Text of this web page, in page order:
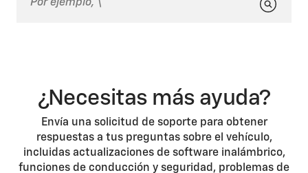
¿Necesitas más ayuda?
Envía una solicitud de soporte para obtener
respuestas a tus preguntas sobre el vehículo,
incluidas actualizaciones de software inalámbrico,
funciones de conducción y seguridad, problemas de